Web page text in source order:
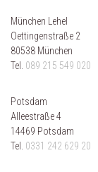
München Lehel
Oettingenstraße 2
80538 München
Tel. 089 215 549 020
Potsdam
Alleestraße 4
14469 Potsdam
Tel. 0331 242 629 20